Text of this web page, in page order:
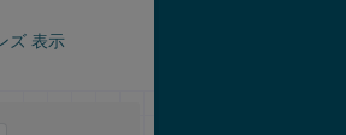
ズ 表示